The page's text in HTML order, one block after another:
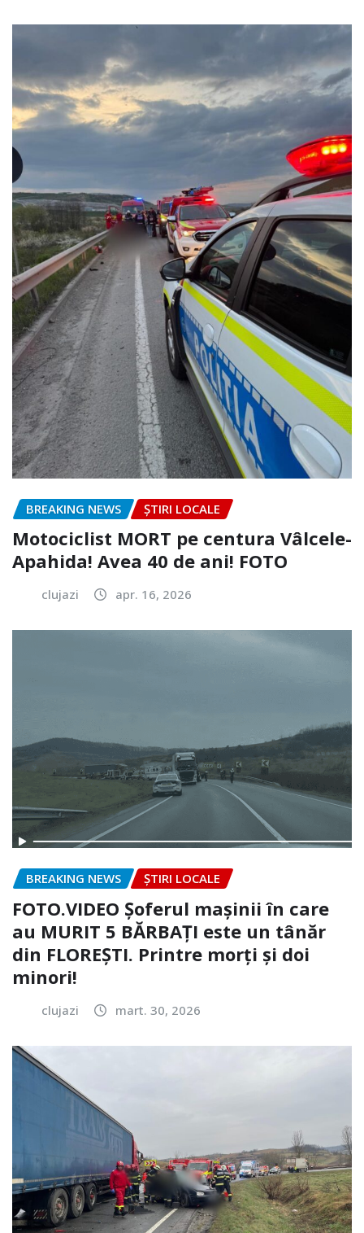
BREAKING NEWS ȘTIRI LOCALE
Motociclist MORT pe centura Vâlcele-
Apahida! Avea 40 de ani! FOTO
clujazi apr. 16, 2026
BREAKING NEWS ȘTIRI LOCALE
FOTO.VIDEO Șoferul mașinii în care
au MURIT 5 BĂRBAȚI este un tânăr
din FLOREȘTI. Printre morți și doi
minori!
clujazi mart. 30, 2026